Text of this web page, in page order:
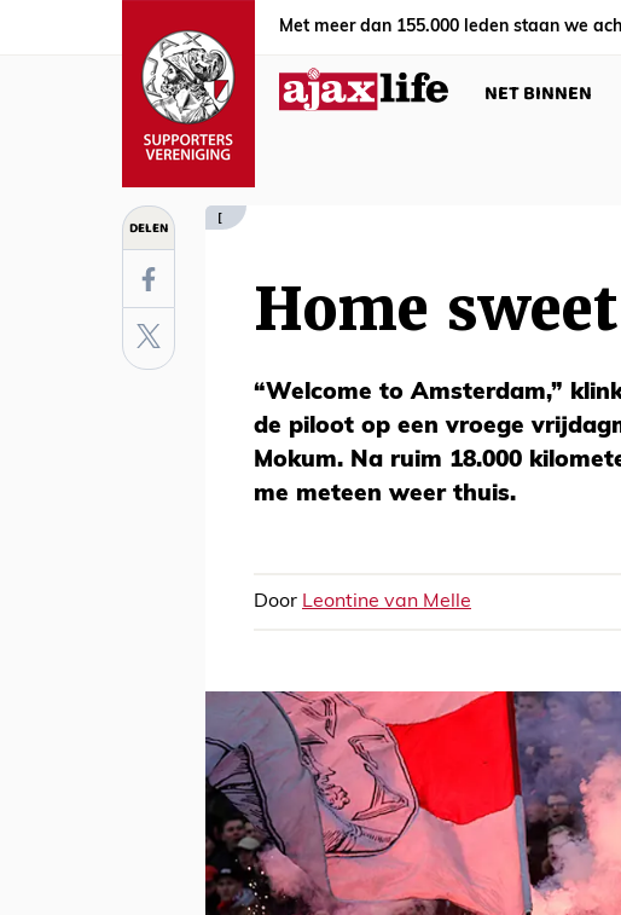
Met meer dan 155.000 leden staan we
NET BINNEN
DELEN [
Home
“Welcome to Amsterdam,”
de piloot op een vroege
Mokum. Na ruim 18.000
me meteen weer thuis.
Door Leontine van Melle